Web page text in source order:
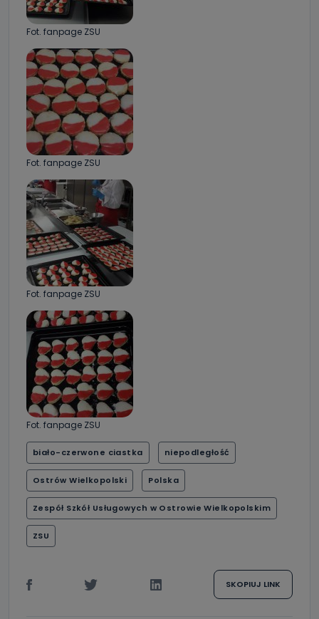
Fot. fanpage ZSU
Fot. fanpage ZSU
Fot. fanpage ZSU
Fot. fanpage ZSU
biało-czerwone ciastka niepodległość
Ostrów Wielkopolski Polska
Zespół Szkół Usługowych w Ostrowie Wielkopolskim
ZSU
SKOPIUJ LINK